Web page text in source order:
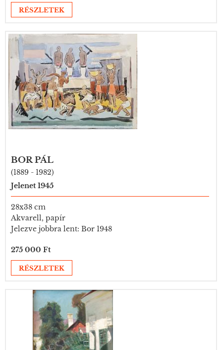
RÉSZLETEK
BOR PÁL
(1889 - 1982)
Jelenet 1945
28x38 cm
Akvarell, papír
Jelezve jobbra lent: Bor 1948
275 000 Ft
RÉSZLETEK